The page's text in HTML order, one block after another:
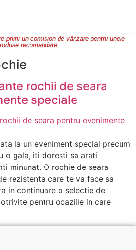
primi un comision de vânzare pentru unele
recomandate.
rochii de seara
speciale
la un eveniment special precum
o gala, iti doresti sa arati
minunat. O rochie de seara
rezistenta care te va face sa
in continuare o selectie de
pentru ocaziile in care